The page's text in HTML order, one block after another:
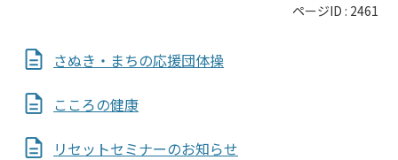
ページID : 2461
さぬき・まちの応援団体操
こころの健康
リセットセミナーのお知らせ